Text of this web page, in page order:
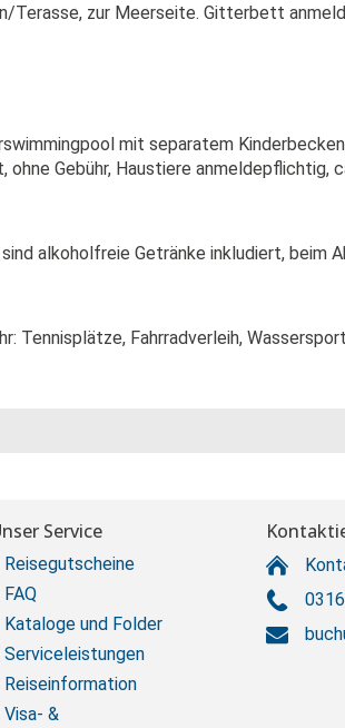
zur Meerseite. Gitterbett
mit separatem
Gebühr, Haustiere anmeldepflichtig,
alkoholfreie Getränke inkludiert, beim
Tennisplätze, Fahrradverleih,
Service
Reisegutscheine
FAQ
Kataloge und Folder
Serviceleistungen
Reiseinformation
Visa- &